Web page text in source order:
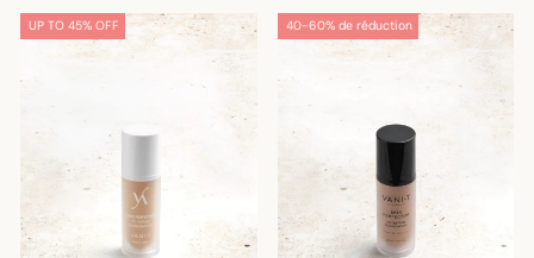
UP TO 45% OFF 40-60% de réduction